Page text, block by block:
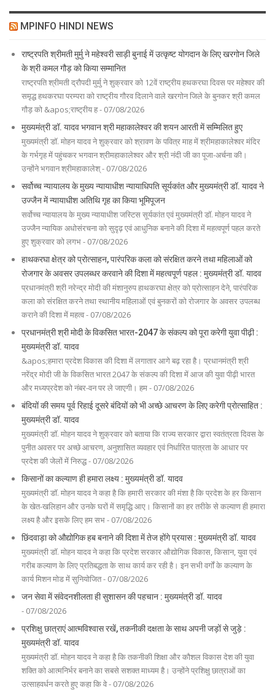
MPINFO HINDI NEWS
राष्ट्रपति श्रीमती मुर्मु ने महेश्वरी साड़ी बुनाई में उत्कृष्ट योगदान के लिए खरगोन जिले
के श्री कमल गौड़ को किया सम्मानित
राष्ट्रपति श्रीमती द्रौपदी मुर्मु ने शुक्रवार को 12वें राष्ट्रीय हथकरघा दिवस पर महेश्वर की
समृद्ध हथकरघा परम्परा को राष्ट्रीय गौरव दिलाने वाले खरगोन जिले के बुनकर श्री कमल
गौड़ को &apos;राष्ट्रीय ह - 07/08/2026
मुख्यमंत्री डॉ. यादव भगवान श्री महाकालेश्‍वर की शयन आरती में सम्मिलित हुए
मुख्यमंत्री डॉ. मोहन यादव ने शुक्रवार को श्रावण के पवित्र माह में श्रीमहाकालेश्‍वर मंदिर
के गर्भगृह में पहुंचकर भगवान श्रीमहाकालेश्‍वर और श्री नंदी जी का पूजा-अर्चना की।
उन्‍होंने भगवान श्रीमहाकालेश् - 07/08/2026
सर्वोच्च न्यायालय के मुख्‍य न्‍यायाधीश न्यायाधिपति सूर्यकांत और मुख्यमंत्री डॉ. यादव ने
उज्जैन में न्यायाधीश अतिथि गृह का किया भूमिपूजन
सर्वोच्च न्यायालय के मुख्‍य न्‍यायाधीश जस्टिस सूर्यकांत एवं मुख्यमंत्री डॉ. मोहन यादव ने
उज्जैन न्यायिक अधोसंरचना को सुदृढ़ एवं आधुनिक बनाने की दिशा में महत्वपूर्ण पहल करते
हुए शुक्रवार को लगभ - 07/08/2026
हाथकरघा क्षेत्र को प्रोत्साहन, पारंपरिक कला को संरक्षित करने तथा महिलाओं को
रोजगार के अवसर उपलब्धर करवाने की दिशा में महत्वपूर्ण पहल : मुख्यमंत्री डॉ. यादव
प्रधानमंत्री श्री नरेन्‍द्र मोदी की मंशानुरुप हाथकरघा क्षेत्र को प्रोत्साहन देने, पारंपरिक
कला को संरक्षित करने तथा स्थानीय महिलाओं एवं बुनकरों को रोजगार के अवसर उपलब्ध
कराने की दिशा में महत्व - 07/08/2026
प्रधानमंत्री श्री मोदी के विकसित भारत-2047 के संकल्प को पूरा करेगी युवा पीढ़ी :
मुख्यमंत्री डॉ. यादव
&apos;हमारा प्रदेश विकास की दिशा में लगातार आगे बढ़ रहा है। प्रधानमंत्री श्री
नरेंद्र मोदी जी के विकसित भारत 2047 के संकल्प की दिशा में आज की युवा पीढ़ी भारत
और मध्यप्रदेश को नंबर-वन पर ले जाएगी। हम - 07/08/2026
बंदियों की समय पूर्व रिहाई दूसरे बंदियों को भी अच्छे आचरण के लिए करेगी प्रोत्साहित :
मुख्यमंत्री डॉ. यादव
मुख्यमंत्री डॉ. मोहन यादव ने शुक्रवार को बताया कि राज्य सरकार द्वारा स्वतंत्रता दिवस के
पुनीत अवसर पर अच्छे आचरण, अनुशासित व्यवहार एवं निर्धारित पात्रता के आधार पर
प्रदेश की जेलों में निरुद्ध - 07/08/2026
किसानों का कल्याण ही हमारा लक्ष्य : मुख्यमंत्री डॉ. यादव
मुख्यमंत्री डॉ. मोहन यादव ने कहा है कि हमारी सरकार की मंशा है कि प्रदेश के हर किसान
के खेत-खलिहान और उनके घरों में समृद्धि आए। किसानों का हर तरीके से कल्याण ही हमारा
लक्ष्य है और इसके लिए हम सभ - 07/08/2026
छिंदवाड़ा को औद्योगिक हब बनाने की दिशा में तेज होंगे प्रयास : मुख्यमंत्री डॉ. यादव
मुख्यमंत्री डॉ. मोहन यादव ने कहा कि प्रदेश सरकार औद्योगिक विकास, किसान, युवा एवं
गरीब कल्याण के लिए प्रतिबद्धता के साथ कार्य कर रही है। इन सभी वर्गों के कल्याण के
कार्य मिशन मोड में सुनियोजित - 07/08/2026
जन सेवा में संवेदनशीलता ही सुशासन की पहचान : मुख्यमंत्री डॉ. यादव
- 07/08/2026
प्रशिक्षु छात्राएं आत्मविश्वास रखें, तकनीकी दक्षता के साथ अपनी जड़ों से जुड़े :
मुख्यमंत्री डॉ. यादव
मुख्यमंत्री डॉ. मोहन यादव ने कहा है कि तकनीकी शिक्षा और कौशल विकास देश की युवा
शक्ति को आत्मनिर्भर बनाने का सबसे सशक्त माध्यम है। उन्होंने प्रशिक्षु छात्राओं का
उत्साहवर्धन करते हुए कहा कि वे - 07/08/2026